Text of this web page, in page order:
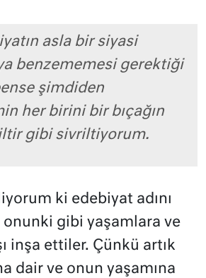
asla bir siyasi
benzememesi gerektiği
şimdiden
her birini bir bıçağın
gibi sivriltiyorum.
ki edebiyat adını
gibi yaşamlara ve
inşa ettiler. Çünkü artık
dair ve onun yaşamına